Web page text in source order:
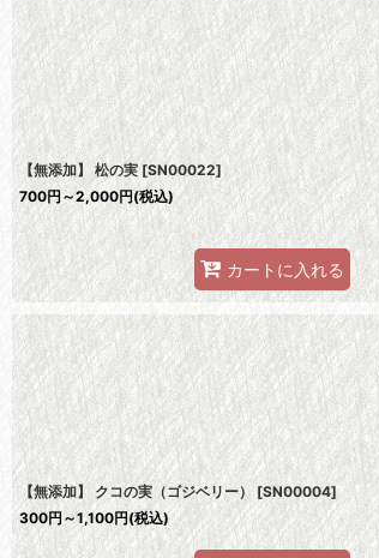
並び順:
【無添加】 松の実 [SN00022]
700円～2,000円(税込)
カートに入れる
【無添加】 クコの実（ゴジベリー） [SN00004]
300円～1,100円(税込)